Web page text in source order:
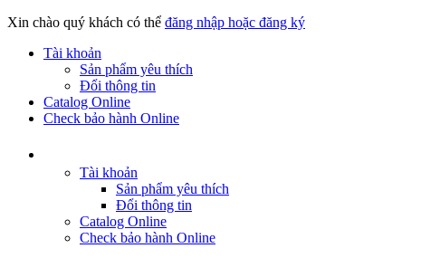
Xin chào quý khách có thể đăng nhập hoặc đăng ký
Tài khoản
Sản phẩm yêu thích
Đổi thông tin
Catalog Online
Check bảo hành Online
Tài khoản
Sản phẩm yêu thích
Đổi thông tin
Catalog Online
Check bảo hành Online